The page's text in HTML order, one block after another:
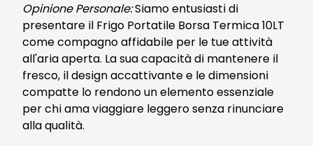
Opinione Personale:Siamo entusiasti di
presentare il Frigo Portatile Borsa Termica 10LT
come compagno affidabile per le tue attività
all'aria aperta. La sua capacità di mantenere il
fresco, il design accattivante e le dimensioni
compatte lo rendono un elemento essenziale
per chi ama viaggiare leggero senza rinunciare
alla qualità.